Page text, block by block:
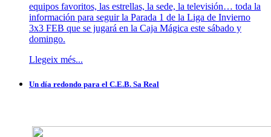
equipos favoritos, las estrellas, la sede, la televisión… toda la
información para seguir la Parada 1 de la Liga de Invierno
3x3 FEB que se jugará en la Caja Mágica este sábado y
domingo.
Llegeix més...
Un día redondo para el C.E.B. Sa Real